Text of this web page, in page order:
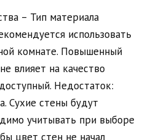
– Тип материала
использовать
комнате. Повышенный
влияет на качество
Недостаток:
Сухие стены будут
учитывать при выборе
цвет стен не начал